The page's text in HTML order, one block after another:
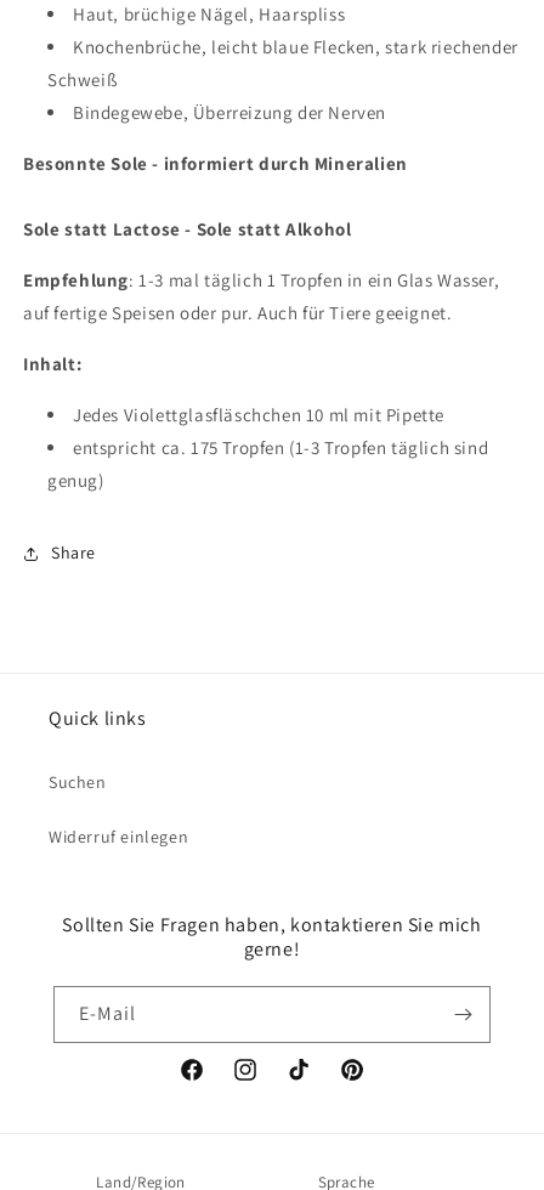
Haut, brüchige Nägel, Haarspliss
Knochenbrüche, leicht blaue Flecken, stark riechender
Schweiß
Bindegewebe, Überreizung der Nerven
Besonnte Sole - informiert durch Mineralien
Sole statt Lactose - Sole statt Alkohol
Empfehlung: 1-3 mal täglich 1 Tropfen in ein Glas Wasser,
auf fertige Speisen oder pur. Auch für Tiere geeignet.
Inhalt:
Jedes Violettglasfläschchen 10 ml mit Pipette
entspricht ca. 175 Tropfen (1-3 Tropfen täglich sind
genug)
Share
Quick links
Suchen
Widerruf einlegen
Sollten Sie Fragen haben, kontaktieren Sie mich
gerne!
E-Mail
FacebookInstagramTikTok Pinterest
Land/Region Sprache